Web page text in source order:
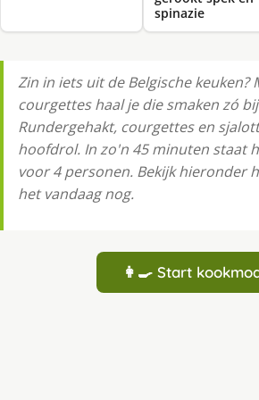
spinazie
Zin in iets uit de Belgische keuken?
courgettes haal je die smaken zó
Rundergehakt, courgettes en
hoofdrol. In zo'n 45 minuten staat
voor 4 personen. Bekijk hieronder
het vandaag nog.
👩‍🍳 Start